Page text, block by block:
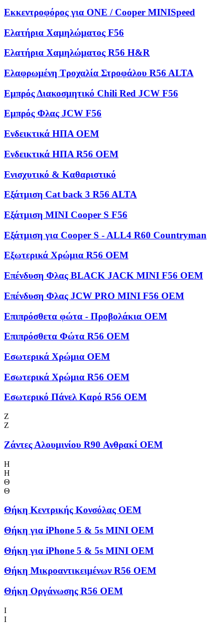
Εκκεντροφόρος για ONE / Cooper MINISpeed
Ελατήρια Χαμηλώματος F56
Ελατήρια Χαμηλώματος R56 H&R
Ελαφρωμένη Τροχαλία Στροφάλου R56 ALTA
Εμπρός Διακοσμητικό Chili Red JCW F56
Εμπρός Φλας JCW F56
Ενδεικτικά ΗΠΑ OEM
Ενδεικτικά ΗΠΑ R56 OEM
Ενισχυτικό & Καθαριστικό
Εξάτμιση Cat back 3 R56 ALTA
Εξάτμιση MINI Cooper S F56
Εξάτμιση για Cooper S - ALL4 R60 Countryman
Εξωτερικά Χρώμια R56 OEM
Επένδυση Φλας BLACK JACK MINI F56 OEM
Επένδυση Φλας JCW PRO MINI F56 OEM
Επιπρόσθετα φώτα - Προβολάκια OEM
Επιπρόσθετα Φώτα R56 OEM
Εσωτερικά Χρώμια OEM
Εσωτερικά Χρώμια R56 OEM
Εσωτερικό Πάνελ Καρό R56 OEM
Ζ
Ζ
Ζάντες Αλουμινίου R90 Ανθρακί OEM
Η
Η
Θ
Θ
Θήκη Kεντρικής Kονσόλας OEM
Θήκη για iPhone 5 & 5s MINI OEM
Θήκη για iPhone 5 & 5s MINI OEM
Θήκη Μικροαντικειμένων R56 OEM
Θήκη Οργάνωσης R56 OEM
Ι
Ι